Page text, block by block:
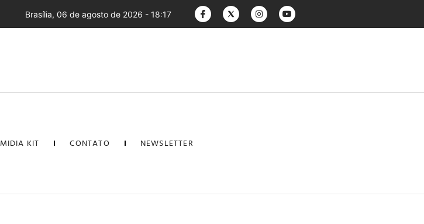
Brasília, 06 de agosto de 2026 - 18:17
MIDIA KIT CONTATO NEWSLETTER